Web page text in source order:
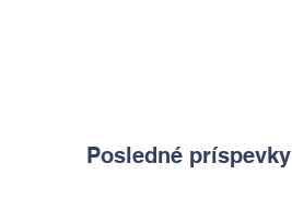
Posledné príspevky